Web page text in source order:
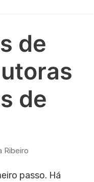
de
de
Ribeiro
passo. Há